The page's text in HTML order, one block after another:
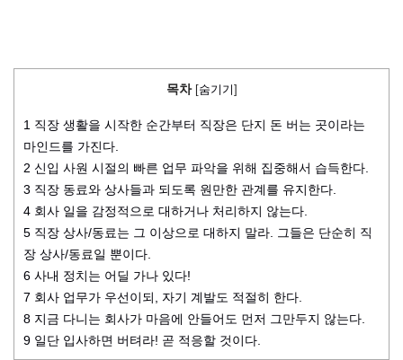
목차 [숨기기]
1 직장 생활을 시작한 순간부터 직장은 단지 돈 버는 곳이라는
마인드를 가진다.
2 신입 사원 시절의 빠른 업무 파악을 위해 집중해서 습득한다.
3 직장 동료와 상사들과 되도록 원만한 관계를 유지한다.
4 회사 일을 감정적으로 대하거나 처리하지 않는다.
5 직장 상사/동료는 그 이상으로 대하지 말라. 그들은 단순히 직
장 상사/동료일 뿐이다.
6 사내 정치는 어딜 가나 있다!
7 회사 업무가 우선이되, 자기 계발도 적절히 한다.
8 지금 다니는 회사가 마음에 안들어도 먼저 그만두지 않는다.
9 일단 입사하면 버텨라! 곧 적응할 것이다.